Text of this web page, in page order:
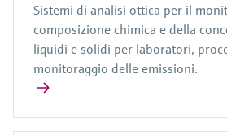
Sistemi di analisi ottica per il
composizione chimica e della
liquidi e solidi per laboratori,
monitoraggio delle emissioni.